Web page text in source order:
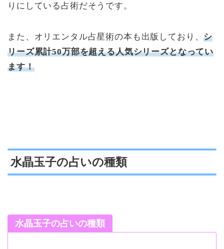
りにしている占術だそうです。
また、オリエンタル占星術の本も出版しており、シ
リーズ累計50万部を超える人気シリーズとなってい
ます！
水晶玉子の占いの種類
水晶玉子の占いの種類